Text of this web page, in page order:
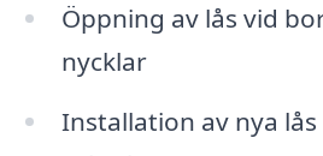
Öppning av lås vid
nycklar
Installation av nya lås